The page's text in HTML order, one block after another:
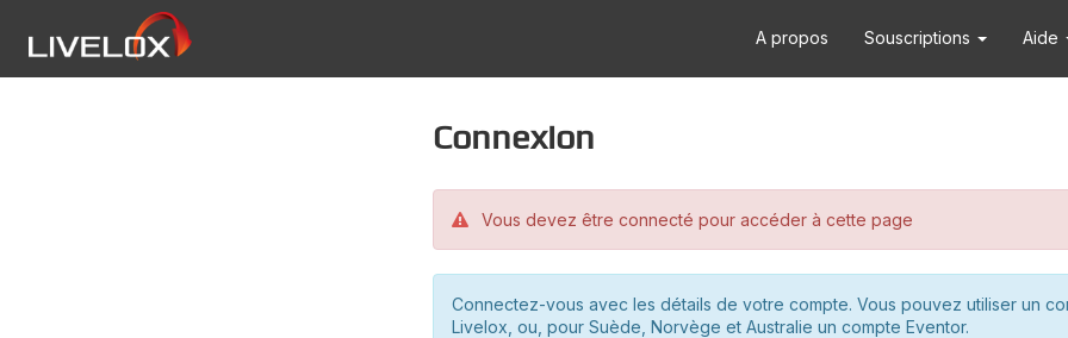
A propos Souscriptions Aide
Connexion
Vous devez être connecté pour accéder à cette page
Connectez-vous avec les détails de votre compte. Vous pouvez utiliser un
Livelox, ou, pour Suède, Norvège et Australie un compte Eventor.